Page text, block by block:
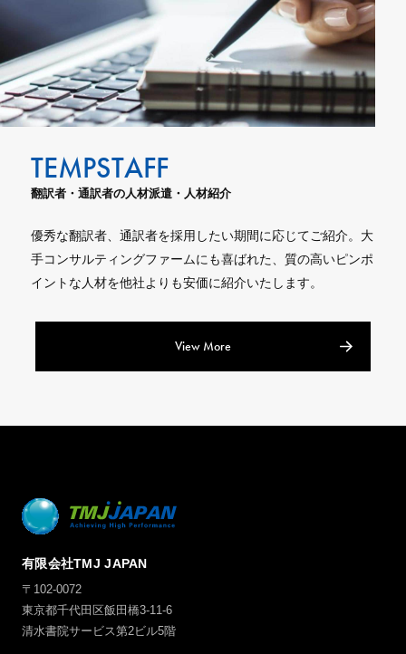
翻訳者・通訳者の人材派遣・人材紹介
優秀な翻訳者、通訳者を採用したい期間に応じてご紹介。大
手コンサルティングファームにも喜ばれた、質の高いピンポ
イントな人材を他社よりも安価に紹介いたします。
View More
有限会社TMJ JAPAN
〒102-0072
東京都千代田区飯田橋3-11-6
清水書院サービス第2ビル5階